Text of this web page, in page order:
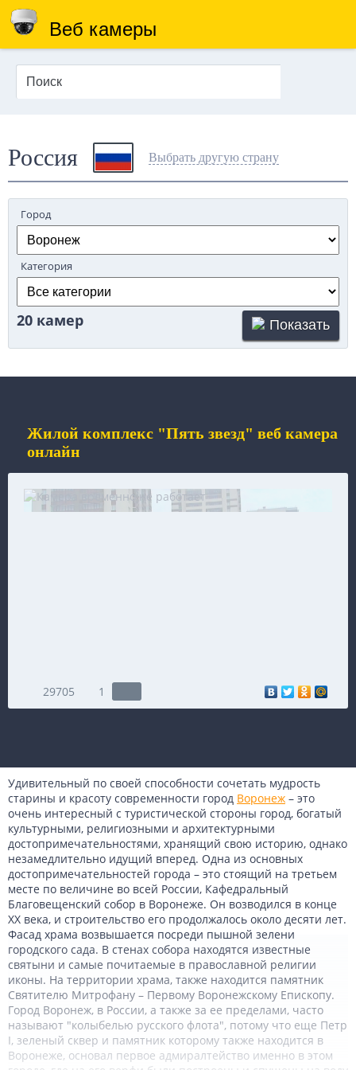
Веб камеры
Россия Выбрать другую страну
Город
Категория
20 камер Показать
Жилой комплекс "Пять звезд" веб камера
онлайн
29705 1
Удивительный по своей способности сочетать мудрость
старины и красоту современности город Воронеж – это
очень интересный с туристической стороны город, богатый
культурными, религиозными и архитектурными
достопримечательностями, хранящий свою историю, однако
незамедлительно идущий вперед. Одна из основных
достопримечательностей города – это стоящий на третьем
месте по величине во всей России, Кафедральный
Благовещенский собор в Воронеже. Он возводился в конце
ХХ века, и строительство его продолжалось около десяти лет.
Фасад храма возвышается посреди пышной зелени
городского сада. В стенах собора находятся известные
святыни и самые почитаемые в православной религии
иконы. На территории храма, также находится памятник
Святителю Митрофану – Первому Воронежскому Епископу.
Город Воронеж, в России, а также за ее пределами, часто
называют "колыбелью русского флота", потому что еще Петр
І, зеленый сквер и памятник которому также находится в
Воронеже, основал первое адмиралтейство именно в этом